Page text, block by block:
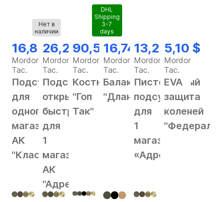
16,82 $
Mordor
Tac.
Подсумок
для
одного
магазина
АК
"Классика"
Нет в
наличии
26,28 $
Mordor
Tac.
Подсумок
открытый
быстрый
для
1
магазина
АК
"Адрес"
90,56 $
Mordor
Tac.
Костюм
"Гоп
Так"
DHL
Shipping
3-7
days
16,74 $
Mordor
Tac.
Балаклава
"Длань"
13,25 $
Mordor
Tac.
Пистолетный
подсумок
для
1
магазина
«Адрес»
5,10 $
Mordor
Tac.
EVA
защита
коленей
"Федерал"